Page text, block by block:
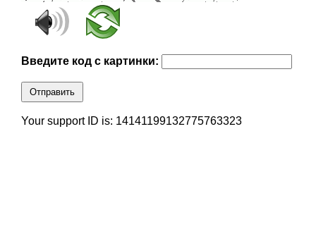
Введите код с картинки:
Отправить
Your support ID is: 14141199132775763323